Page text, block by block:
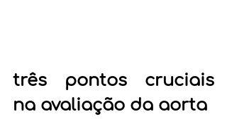
três pontos cruciais
na avaliação da aorta